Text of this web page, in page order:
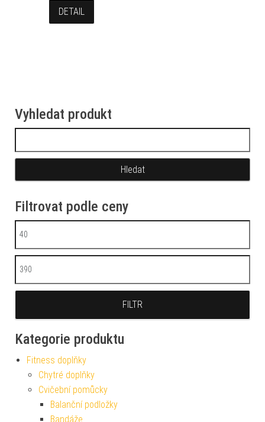
DETAIL
Vyhledat produkt
Filtrovat podle ceny
Minimální cena
Maximální cena
FILTR
Kategorie produktu
Fitness doplňky
Chytré doplňky
Cvičební pomůcky
Balanční podložky
Bandáže